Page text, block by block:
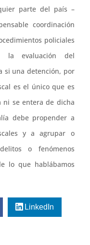
parte del país –
coordinación
policiales
la evaluación del
si una detención, por
es el único que es
ni se entera de dicha
debe propender a
y a agrupar o
o fenómenos
lo que hablábamos
LinkedIn